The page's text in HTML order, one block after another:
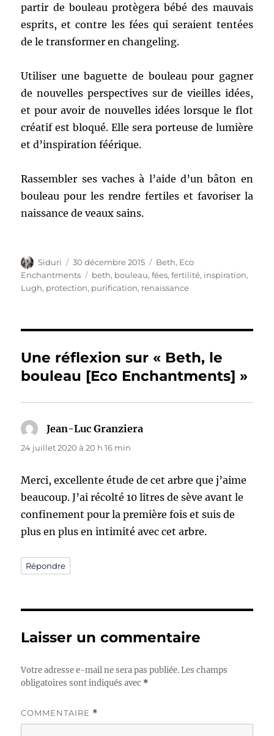
partir de bouleau protègera bébé des mauvais
esprits, et contre les fées qui seraient tentées
de le transformer en changeling.
Utiliser une baguette de bouleau pour gagner
de nouvelles perspectives sur de vieilles idées,
et pour avoir de nouvelles idées lorsque le flot
créatif est bloqué. Elle sera porteuse de lumière
et d’inspiration féérique.
Rassembler ses vaches à l’aide d’un bâton en
bouleau pour les rendre fertiles et favoriser la
naissance de veaux sains.
Auteur
Siduri
Publié
le
30 décembre 2015 Catégories
Beth, Eco
Enchantments
Étiquettes
beth, bouleau,fées,fertilité, inspiration,
Lugh, protection, purification, renaissance
Une réflexion sur « Beth, le
bouleau [Eco Enchantments] »
Jean-Luc Granziera
24 juillet 2020 à 20 h 16 min
Merci, excellente étude de cet arbre que j’aime
beaucoup. J’ai récolté 10 litres de sève avant le
confinement pour la première fois et suis de
plus en plus en intimité avec cet arbre.
Répondre
Laisser un commentaire
Votre adresse e-mail ne sera pas publiée. Les champs
obligatoires sont indiqués avec *
COMMENTAIRE *